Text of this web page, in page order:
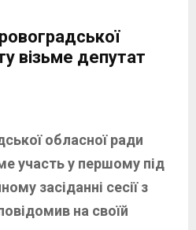
візьме депутат
обласної ради
участь у першому під
засіданні сесії з
на своїй